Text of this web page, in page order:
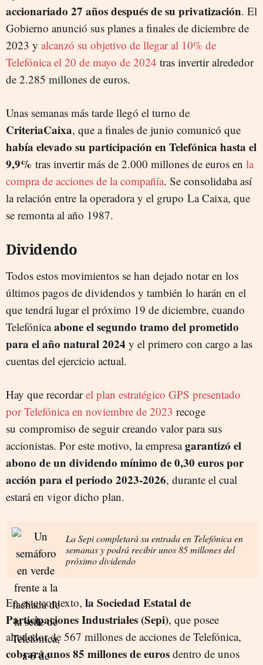
accionariado 27 años después de su privatización. El
Gobierno anunció sus planes a finales de diciembre de
2023 y alcanzó su objetivo de llegar al 10% de
Telefónica el 20 de mayo de 2024 tras invertir alrededor
de 2.285 millones de euros.
Unas semanas más tarde llegó el turno de
CriteriaCaixa, que a finales de junio comunicó que
había elevado su participación en Telefónica hasta el
9,9% tras invertir más de 2.000 millones de euros en la
compra de acciones de la compañía. Se consolidaba así
la relación entre la operadora y el grupo La Caixa, que
se remonta al año 1987.
Dividendo
Todos estos movimientos se han dejado notar en los
últimos pagos de dividendos y también lo harán en el
que tendrá lugar el próximo 19 de diciembre, cuando
Telefónicaabone el segundo tramo del prometido
para el año natural 2024 y el primero con cargo a las
cuentas del ejercicio actual.
Hay que recordarel plan estratégico GPS presentado
por Telefónica en noviembre de 2023 recoge
su compromiso de seguir creando valor para sus
accionistas. Por este motivo, la empresagarantizó el
abono de un dividendo mínimo de 0,30 euros por
acción para el periodo 2023-2026, durante el cual
estará en vigor dicho plan.
La Sepi completará su entrada en Telefónica en
semanas y podrá recibir unos 85 millones del
próximo dividendo
En este contexto, la Sociedad Estatal de
Participaciones Industriales (Sepi), que posee
alrededor de 567 millones de acciones de Telefónica,
cobrará unos 85 millones de euros dentro de unos